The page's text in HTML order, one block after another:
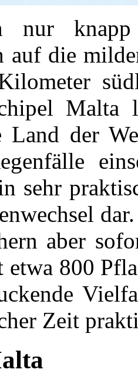
nur knapp
auf die
Malta
Land der
sehr
aber
800
Zeit